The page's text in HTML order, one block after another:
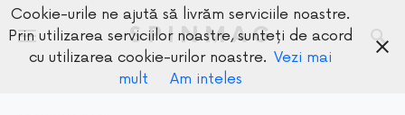
SPINMAG
Cookie-urile ne ajută să livrăm serviciile noastre.
Prin utilizarea serviciilor noastre, sunteți de acord
cu utilizarea cookie-urilor noastre. Vezi mai
mult
Am inteles